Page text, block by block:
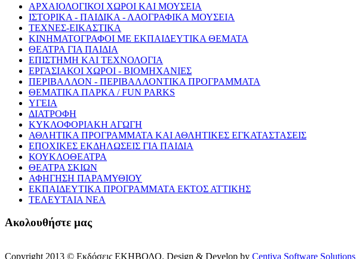
ΑΡΧΑΙΟΛΟΓΙΚΟΙ ΧΩΡΟΙ ΚΑΙ ΜΟΥΣΕΙΑ
ΙΣΤΟΡΙΚΑ - ΠΑΙΔΙΚΑ - ΛΑΟΓΡΑΦΙΚΑ ΜΟΥΣΕΙΑ
ΤΕΧΝΕΣ-ΕΙΚΑΣΤΙΚΑ
ΚΙΝΗΜΑΤΟΓΡΑΦΟΙ ΜΕ ΕΚΠΑΙΔΕΥΤΙΚΑ ΘΕΜΑΤΑ
ΘΕΑΤΡΑ ΓΙΑ ΠΑΙΔΙΑ
ΕΠΙΣΤΗΜΗ ΚΑΙ ΤΕΧΝΟΛΟΓΙΑ
ΕΡΓΑΣΙΑΚΟΙ ΧΩΡΟΙ - ΒΙΟΜΗΧΑΝΙΕΣ
ΠΕΡΙΒΑΛΛΟΝ - ΠΕΡΙΒΑΛΛΟΝΤΙΚΑ ΠΡΟΓΡΑΜΜΑΤΑ
ΘΕΜΑΤΙΚΑ ΠΑΡΚΑ / FUN PARKS
ΥΓΕΙΑ
ΔΙΑΤΡΟΦΗ
ΚΥΚΛΟΦΟΡΙΑΚΗ ΑΓΩΓΗ
ΑΘΛΗΤΙΚΑ ΠΡΟΓΡΑΜΜΑΤΑ ΚΑΙ ΑΘΛΗΤΙΚΕΣ ΕΓΚΑΤΑΣΤΑΣΕΙΣ
ΕΠΟΧΙΚΕΣ ΕΚΔΗΛΩΣΕΙΣ ΓΙΑ ΠΑΙΔΙΑ
ΚΟΥΚΛΟΘΕΑΤΡΑ
ΘΕΑΤΡΑ ΣΚΙΩΝ
ΑΦΗΓΗΣΗ ΠΑΡΑΜΥΘΙΟΥ
ΕΚΠΑΙΔΕΥΤΙΚΑ ΠΡΟΓΡΑΜΜΑΤΑ ΕΚΤΟΣ ΑΤΤΙΚΗΣ
ΤΕΛΕΥΤΑΙΑ ΝΕΑ
Ακολουθήστε μας
Copyright 2013 © Εκδόσεις ΕΚΗΒΟΛΟ. Design & Develop by Centiva Software Solutions